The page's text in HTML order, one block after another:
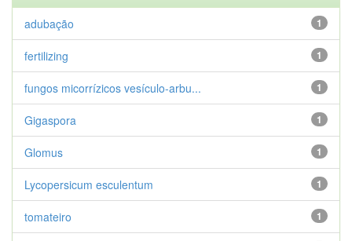
1
adubação
1
fertilizing
1
fungos micorrízicos vesículo-arbu...
1
Gigaspora
1
Glomus
1
Lycopersicum esculentum
1
tomateiro